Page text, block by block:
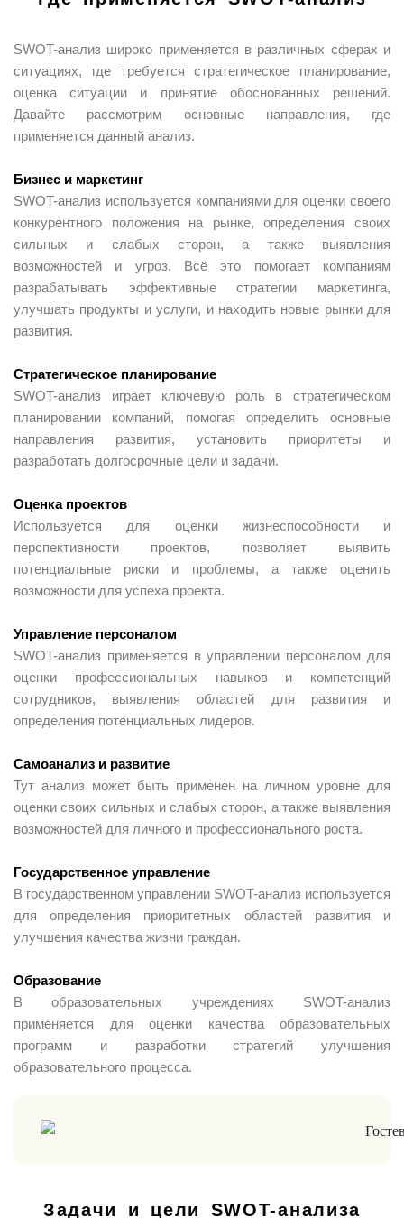
SWOT-анализ широко применяется в различных сферах и
ситуациях, где требуется стратегическое планирование,
оценка ситуации и принятие обоснованных решений.
Давайте рассмотрим основные направления, где
применяется данный анализ.
Бизнес и маркетинг
SWOT-анализ используется компаниями для оценки своего
конкурентного положения на рынке, определения своих
сильных и слабых сторон, а также выявления
возможностей и угроз. Всё это помогает компаниям
разрабатывать эффективные стратегии маркетинга,
улучшать продукты и услуги, и находить новые рынки для
развития.
Стратегическое планирование
SWOT-анализ играет ключевую роль в стратегическом
планировании компаний, помогая определить основные
направления развития, установить приоритеты и
разработать долгосрочные цели и задачи.
Оценка проектов
Используется для оценки жизнеспособности и
перспективности проектов, позволяет выявить
потенциальные риски и проблемы, а также оценить
возможности для успеха проекта.
Управление персоналом
SWOT-анализ применяется в управлении персоналом для
оценки профессиональных навыков и компетенций
сотрудников, выявления областей для развития и
определения потенциальных лидеров.
Самоанализ и развитие
Тут анализ может быть применен на личном уровне для
оценки своих сильных и слабых сторон, а также выявления
возможностей для личного и профессионального роста.
Государственное управление
В государственном управлении SWOT-анализ используется
для определения приоритетных областей развития и
улучшения качества жизни граждан.
Образование
В образовательных учреждениях SWOT-анализ
применяется для оценки качества образовательных
программ и разработки стратегий улучшения
образовательного процесса.
Задачи и цели SWOT-анализа